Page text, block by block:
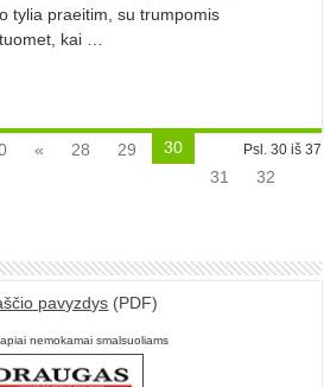
tylia praeitim, su trumpomis
kai …
Psl. 30 iš 37
« 28 29
30
31
32
pavyzdys (PDF)
nemokamai smalsuoliams